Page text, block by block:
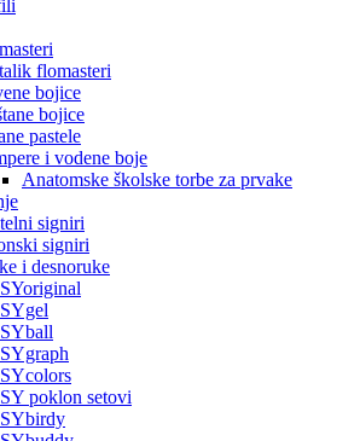
flomasteri
bojice
bojice
pastele
i vodene boje
Anatomske školske torbe za prvake
signiri
signiri
i desnoruke
poklon setovi